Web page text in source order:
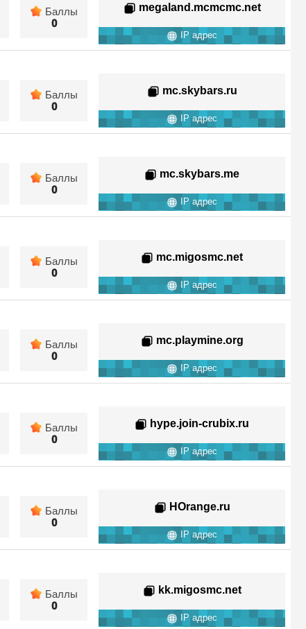
Баллы
0
megaland.mcmcmc.net
IP адрес
Баллы
0
mc.skybars.ru
IP адрес
Баллы
0
mc.skybars.me
IP адрес
Баллы
0
mc.migosmc.net
IP адрес
Баллы
0
mc.playmine.org
IP адрес
Баллы
0
hype.join-crubix.ru
IP адрес
Баллы
0
HOrange.ru
IP адрес
Баллы
0
kk.migosmc.net
IP адрес